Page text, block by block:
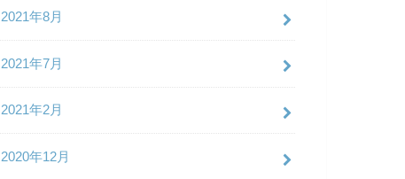
2021年8月
2021年7月
2021年2月
2020年12月